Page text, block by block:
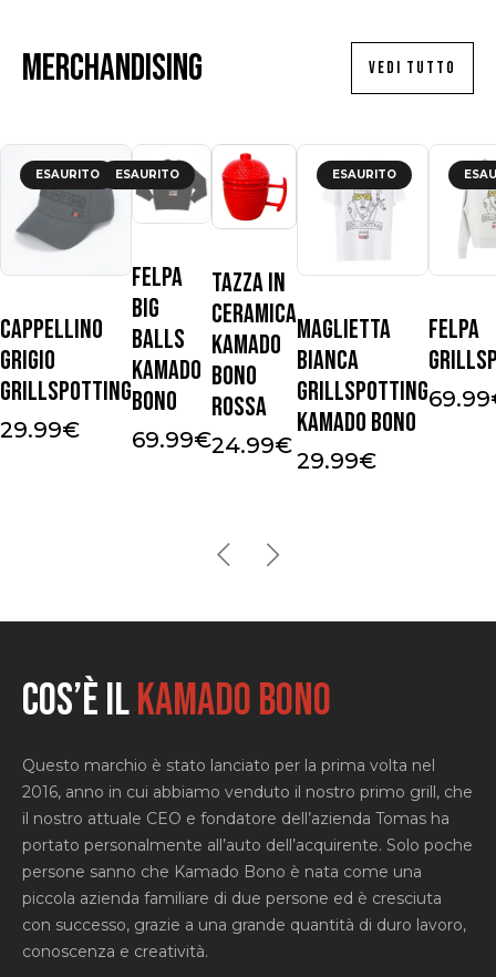
Merchandising VEDI TUTTO
ESAURITO
Cappellino
Grigio
Grillspotting
29.99€
ESAURITO
Felpa
Big
Balls
Kamado
Bono
69.99€
Tazza in
ceramica
Kamado
Bono
Rossa
24.99€
ESAURITO
Maglietta
Bianca
Grillspotting
Kamado Bono
29.99€
Felpa
69.99
Cos’è ilKAMADO BONO
Questo marchio è stato lanciato per la prima volta nel
2016, anno in cui abbiamo venduto il nostro primo grill, che
il nostro attuale CEO e fondatore dell’azienda Tomas ha
portato personalmente all’auto dell’acquirente. Solo poche
persone sanno che Kamado Bono è nata come una
piccola azienda familiare di due persone ed è cresciuta
con successo, grazie a una grande quantità di duro lavoro,
conoscenza e creatività.